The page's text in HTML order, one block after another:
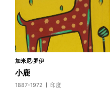
加米尼·罗伊
小鹿
1887-1972 印度